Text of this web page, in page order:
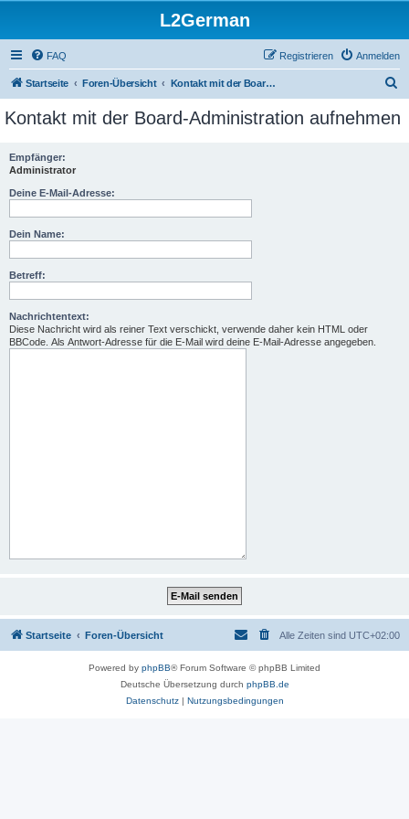
L2German
FAQ Anmelden
Registrieren
Startseite Foren-Übersicht Kontakt mit der Board-Administration aufnehmen
c
Kontakt mit der Board-Administration aufnehmen
Empfänger:
Administrator
Deine E-Mail-Adresse:
Dein Name:
Betreff:
Nachrichtentext:
Diese Nachricht wird als reiner Text verschickt, verwende daher kein HTML oder
BBCode. Als Antwort-Adresse für die E-Mail wird deine E-Mail-Adresse angegeben.
Startseite Foren-Übersicht Alle Zeiten sind UTC+02:00
Powered by phpBB® Forum Software © phpBB Limited
Deutsche Übersetzung durch phpBB.de
Datenschutz| Nutzungsbedingungen